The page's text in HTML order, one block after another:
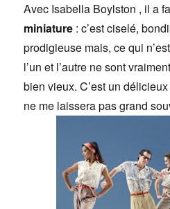
Avec Isabella Boylston , il a
miniature : c’est ciselé,
prodigieuse mais, ce qui
l’un et l’autre ne sont
bien vieux. C’est un
ne me laissera pas grand